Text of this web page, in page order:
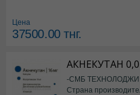
Цена
37500.00тнг.
АКНЕКУТАН
-СМБ ТЕХНОЛОДЖИ
Страна